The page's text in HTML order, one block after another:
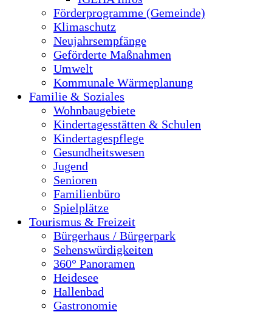
Förderprogramme (Gemeinde)
Klimaschutz
Neujahrsempfänge
Geförderte Maßnahmen
Umwelt
Kommunale Wärmeplanung
Familie & Soziales
Wohnbaugebiete
Kindertagesstätten & Schulen
Kindertagespflege
Gesundheitswesen
Jugend
Senioren
Familienbüro
Spielplätze
Tourismus & Freizeit
Bürgerhaus / Bürgerpark
Sehenswürdigkeiten
360° Panoramen
Heidesee
Hallenbad
Gastronomie